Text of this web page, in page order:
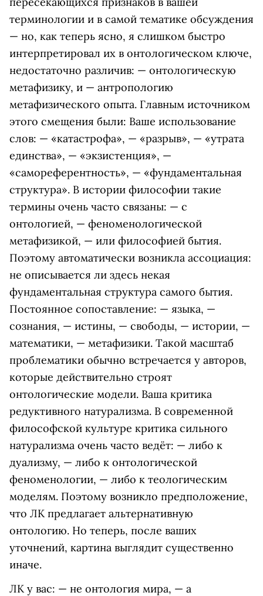
терминологии и в самой тематике обсуждения
— но, как теперь ясно, я слишком быстро
интерпретировал их в онтологическом ключе,
недостаточно различив: — онтологическую
метафизику, и — антропологию
метафизического опыта. Главным источником
этого смещения были: Ваше использование
слов: — «катастрофа», — «разрыв», — «утрата
единства», — «экзистенция», —
«самореферентность», — «фундаментальная
структура». В истории философии такие
термины очень часто связаны: — с
онтологией, — феноменологической
метафизикой, — или философией бытия.
Поэтому автоматически возникла ассоциация:
не описывается ли здесь некая
фундаментальная структура самого бытия.
Постоянное сопоставление: — языка, —
сознания, — истины, — свободы, — истории, —
математики, — метафизики. Такой масштаб
проблематики обычно встречается у авторов,
которые действительно строят
онтологические модели. Ваша критика
редуктивного натурализма. В современной
философской культуре критика сильного
натурализма очень часто ведёт: — либо к
дуализму, — либо к онтологической
феноменологии, — либо к теологическим
моделям. Поэтому возникло предположение,
что ЛК предлагает альтернативную
онтологию. Но теперь, после ваших
уточнений, картина выглядит существенно
иначе.
ЛК у вас: — не онтология мира, — а